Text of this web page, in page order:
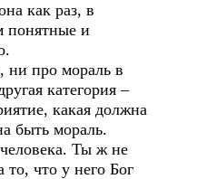
как раз, в
понятные и
про мораль в
категория –
какая должна
быть мораль.
Ты ж не
то, что у него Бог